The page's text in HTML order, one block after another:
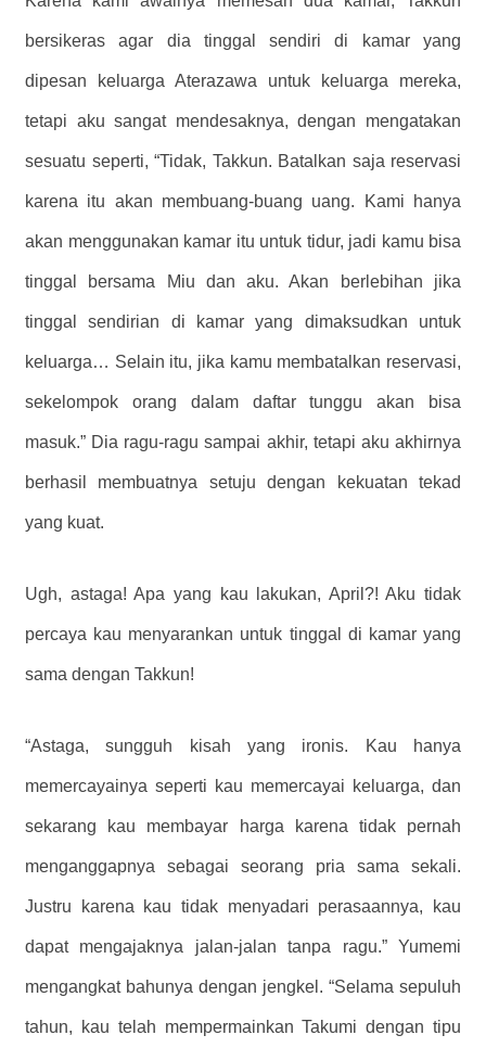
bersikeras agar dia tinggal sendiri di kamar yang
dipesan keluarga Aterazawa untuk keluarga mereka,
tetapi aku sangat mendesaknya, dengan mengatakan
sesuatu seperti, “Tidak, Takkun. Batalkan saja reservasi
karena itu akan membuang-buang uang. Kami hanya
akan menggunakan kamar itu untuk tidur, jadi kamu bisa
tinggal bersama Miu dan aku. Akan berlebihan jika
tinggal sendirian di kamar yang dimaksudkan untuk
keluarga… Selain itu, jika kamu membatalkan reservasi,
sekelompok orang dalam daftar tunggu akan bisa
masuk.” Dia ragu-ragu sampai akhir, tetapi aku akhirnya
berhasil membuatnya setuju dengan kekuatan tekad
yang kuat.
Ugh, astaga! Apa yang kau lakukan, April?! Aku tidak
percaya kau menyarankan untuk tinggal di kamar yang
sama dengan Takkun!
“Astaga, sungguh kisah yang ironis. Kau hanya
memercayainya seperti kau memercayai keluarga, dan
sekarang kau membayar harga karena tidak pernah
menganggapnya sebagai seorang pria sama sekali.
Justru karena kau tidak menyadari perasaannya, kau
dapat mengajaknya jalan-jalan tanpa ragu.” Yumemi
mengangkat bahunya dengan jengkel. “Selama sepuluh
tahun, kau telah mempermainkan Takumi dengan tipu